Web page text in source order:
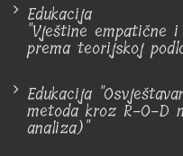
Edukacija
"Vještine empatične
prema teorijskoj
Edukacija
metoda kroz R-O-D
analiza)"